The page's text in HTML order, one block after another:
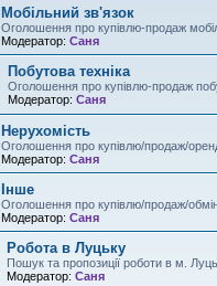
Мобільний зв'язок
Оголошення про купівлю-продаж
Модератор: Саня
Побутова техніка
Оголошення про купівлю-продаж
Модератор: Саня
Нерухомість
Оголошення про купівлю/продаж/
Модератор: Саня
Інше
Оголошення про купівлю/продаж/
Модератор: Саня
Робота в Луцьку
Пошук та пропозиції роботи в м.
Модератор: Саня